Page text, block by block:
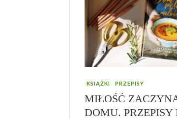
KSIĄŻKI PRZEPISY
MIŁOŚĆ
DOMU. PRZEPISY